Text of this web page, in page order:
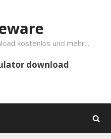
kostenlos und mehr...
download
Suchen